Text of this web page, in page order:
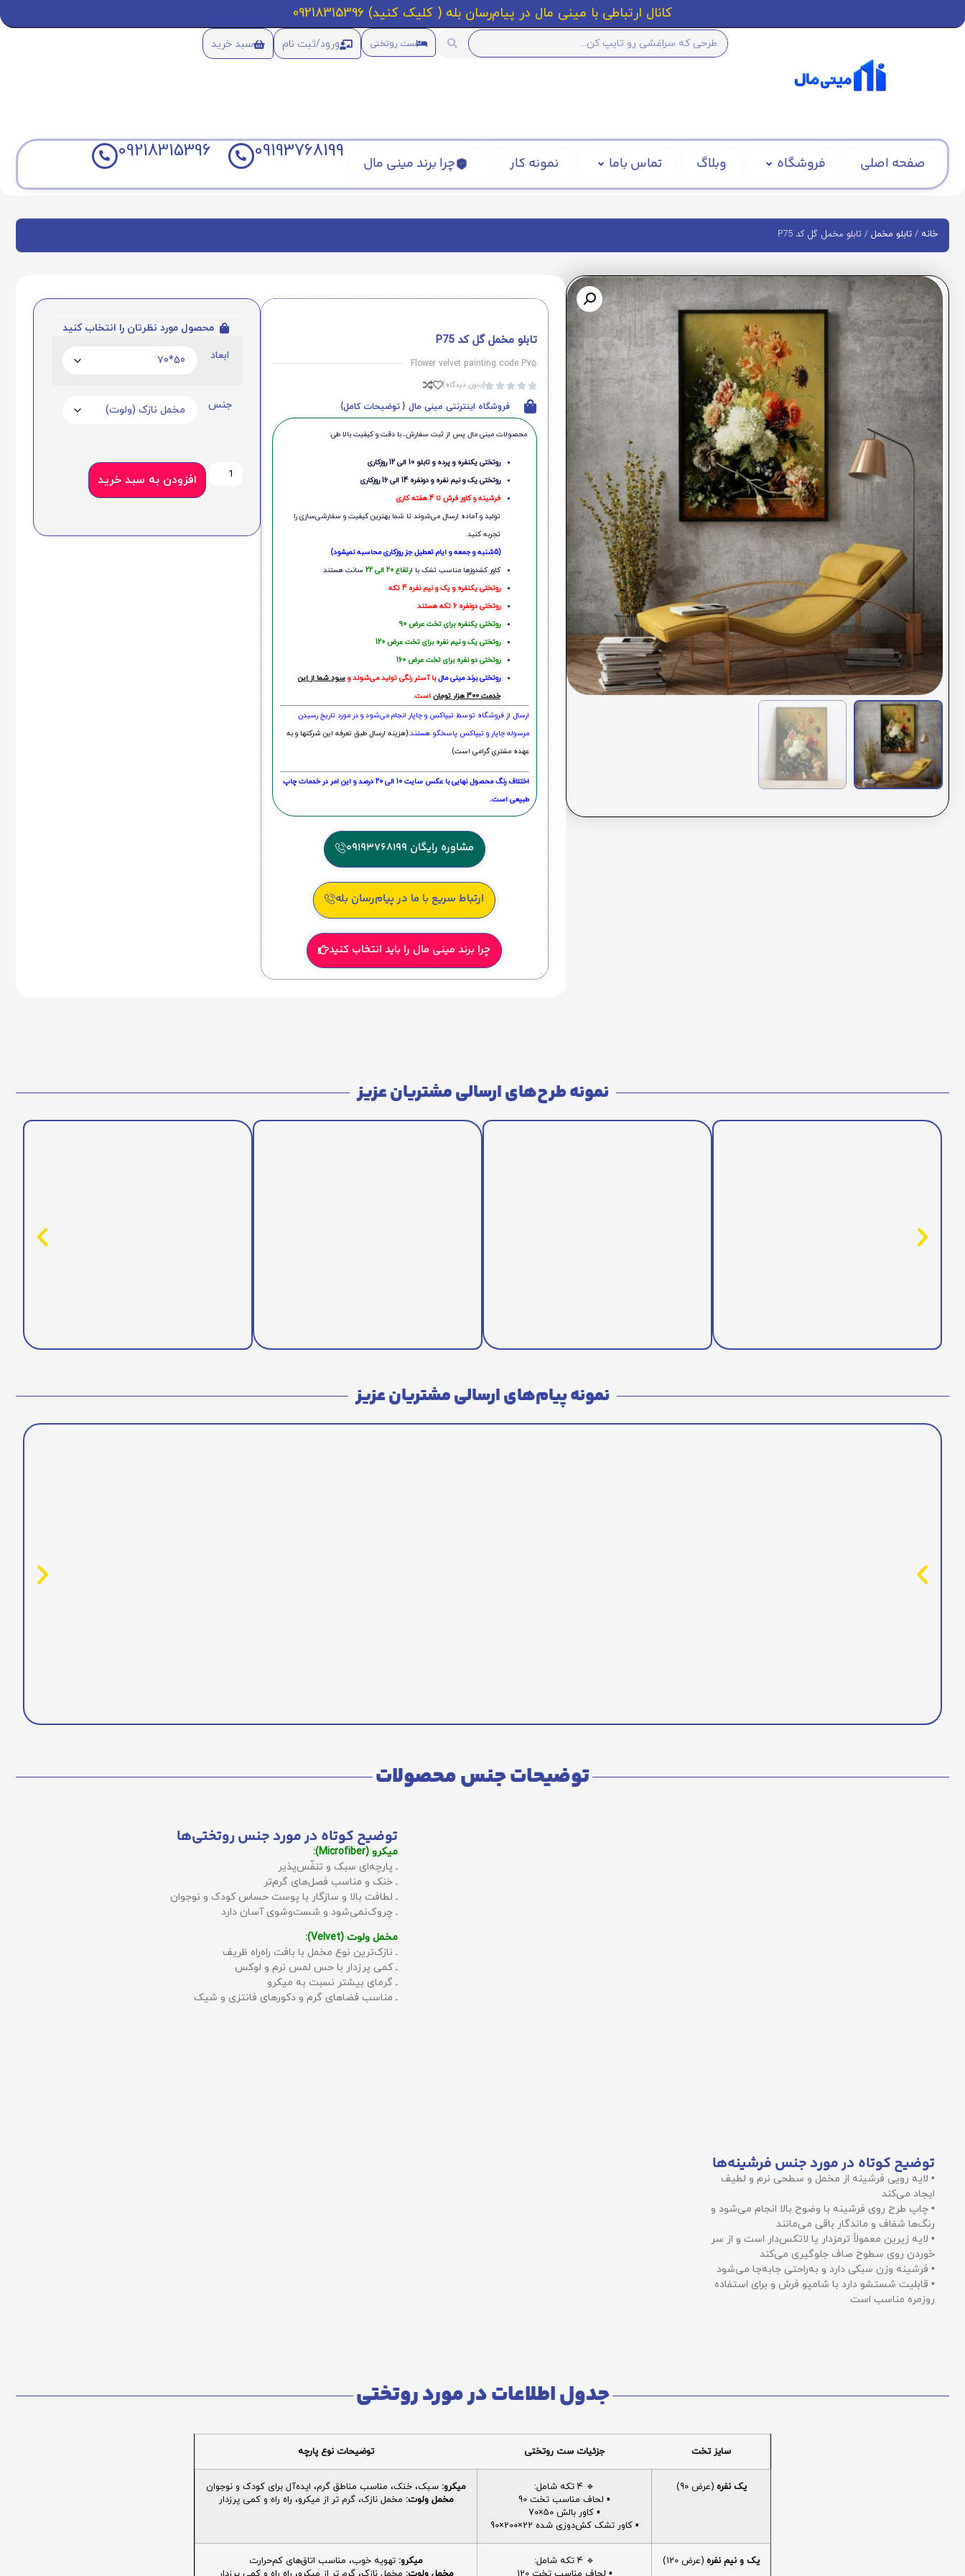
کانال ارتباطی با مینی مال در پیام‌رسان بله ( کلیک کنید) 09218315396
ست روتختی ورود/ثبت نام سبد خرید
صفحه اصلی فروشگاه وبلاگ تماس باما نمونه کار چرا برند مینی مال
09193768199
09218315396
خانه / تابلو مخمل / تابلو مخمل گل کد P75
تابلو مخمل گل کد P75
Flower velvet painting code P75




(بدون دیدگاه)
فروشگاه اینترنتی مینی مال { توضیحات کامل}
محصولات مینی‌ مال پس از ثبت سفارش، با دقت و کیفیت بالا طی:
روتختی یکنفره و پرده و تابلو 10 الی 12 روزکاری
روتختی یک و نیم نفره و دونفره 14 الی 16 روزکاری
فرشینه و کاور فرش تا 4 هفته کاری
تولید و آماده ارسال می‌شوند تا شما بهترین کیفیت و سفارشی‌سازی را
تجربه کنید.
(5شنبه و جمعه و ایام تعطیل جز روزکاری محاسبه نمیشود)
کاور کشدوزها مناسب تشک با ارتفاع 20 الی 22
سانت هستند
روتختی یکنفره و یک و نیم نفره 4 تکه
روتختی دونفره 6 تکه هستند
روتختی یکنفره برای تخت عرض 90
روتختی یک و نیم نفره برای تخت عرض 120
روتختی دو نفره برای تخت عرض 160
روتختی‌ برند مینی مالبا آستر رنگی تولید می‌شوند وسود شما از این
خدمت 300 هزار تومان
است.
ارسال از فروشگاه توسط تیپاکس و چاپار انجام می‌شود و در مورد تاریخ رسیدن
مرسوله چاپار و تیپاکس پاسخگو هستند.(هزینه ارسال طبق تعرفه این شرکتها و به
عهده مشتری گرامی است)
اختلاف رنگ محصول نهایی با عکس سایت 10 الی 20 درصد و این امر در خدمات چاپ
طبیعی است.
مشاوره رایگان 09193768199
ارتباط سریع با ما در پیام‌رسان بله
چرا برند مینی مال را باید انتخاب کنید
محصول مورد نظرتان را انتخاب کنید
ابعاد
جنس
افزودن به سبد خرید
نمونه طرح‌های ارسالی مشتریان عزیز
نمونه پیام‌های ارسالی مشتریان عزیز
توضیحات جنس محصولات
توضیح کوتاه در مورد جنس روتختی‌ها
میکرو (Microfiber):
ـ پارچه‌ای سبک و تنفّس‌پذیر
ـ خنک و مناسب فصل‌های گرم‌تر
ـ لطافت بالا و سازگار با پوست حساس کودک و نوجوان
ـ چروک‌نمی‌شود و شست‌وشوی آسان دارد
مخمل ولوت (Velvet):
ـ نازک‌ترین نوع مخمل با بافت راه‌راه ظریف
ـ کمی پرزدار با حس لمس نرم و لوکس
ـ گرمای بیشتر نسبت به میکرو
ـ مناسب فضاهای گرم و دکورهای فانتزی و شیک
توضیح کوتاه در مورد جنس فرشینه‌ها
• لایه رویی فرشینه از مخمل و سطحی نرم و لطیف
ایجاد می‌کند
• چاپ طرح روی فرشینه با وضوح بالا انجام می‌شود و
رنگ‌ها شفاف و ماندگار باقی می‌مانند
• لایه زیرین معمولاً ترمزدار یا لاتکس‌دار است و از سر
خوردن روی سطوح صاف جلوگیری می‌کند
• فرشینه وزن سبکی دارد و به‌راحتی جابه‌جا می‌شود
• قابلیت شستشو دارد با شامپو فرش و برای استفاده
روزمره مناسب است
جدول اطلاعات در مورد روتختی
سایز تخت جزئیات ست روتختی توضیحات نوع پارچه
یک نفره (عرض 90)
🔹 4 تکه شامل:
▪️ لحاف مناسب تخت 90
▪️ کاور بالش 50×70
▪️ کاور تشک کش‌دوزی شده 22×200×90
میکرو: سبک، خنک، مناسب مناطق گرم، ایده‌آل برای کودک و نوجوان
مخمل ولوت: مخمل نازک، گرم تر از میکرو، راه راه و کمی پرزدار
یک و نیم نفره (عرض 120)
🔹 4 تکه شامل:
میکرو: تهویه خوب، مناسب اتاق‌های کم‌حرارت